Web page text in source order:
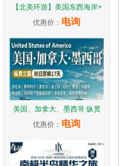
【北美环游】美国东西海岸+
优惠价： 电询
美国、加拿大、墨西哥 纵贯
优惠价： 电询